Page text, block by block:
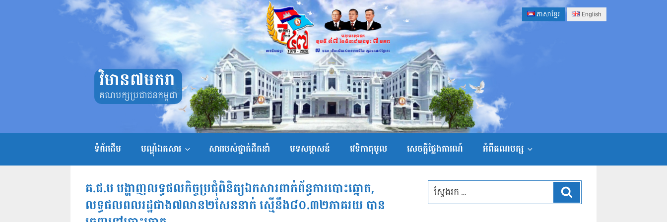
ភាសាខ្មែរ English
វិមាន៧មករា
គណបក្សប្រជាជនកម្ពុជា
ទំព័រដើម បណ្តុំឯកសារ សាររបស់ថ្នាក់ដឹកនាំ បទសម្ភាសន៍ វេទិកាតុមូល សេចក្ដីថ្លែងការណ៍ អំពីគណបក្ស
គ.ជ.ប បង្ហាញលទ្ធផលកិច្ចប្រជុំពិនិត្យឯកសារពាក់ព័ន្ធការបោះឆ្នោត,
លទ្ធផលពលរដ្ឋជាង៧លាន២សែននាក់ ស្មើនឹង៨០.៣២ភាគរយ បាន